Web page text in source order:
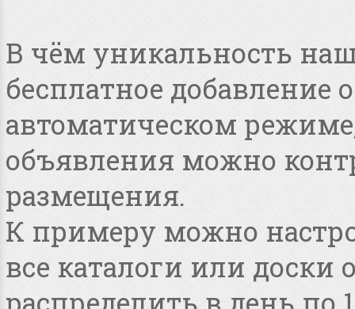
В чём уникальность
бесплатное добавление
автоматическом
объявления можно
размещения.
К примеру можно
все каталоги или